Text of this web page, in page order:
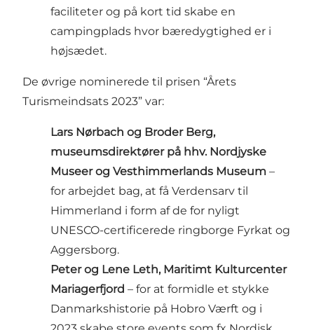
faciliteter og på kort tid skabe en
campingplads hvor bæredygtighed er i
højsædet.
De øvrige nominerede til prisen “Årets
Turismeindsats 2023” var:
Lars Nørbach og Broder Berg,
museumsdirektører på hhv. Nordjyske
Museer og Vesthimmerlands Museum –
for arbejdet bag, at få Verdensarv til
Himmerland i form af de for nyligt
UNESCO-certificerede ringborge Fyrkat og
Aggersborg.
Peter og Lene Leth, Maritimt Kulturcenter
Mariagerfjord – for at formidle et stykke
Danmarkshistorie på Hobro Værft og i